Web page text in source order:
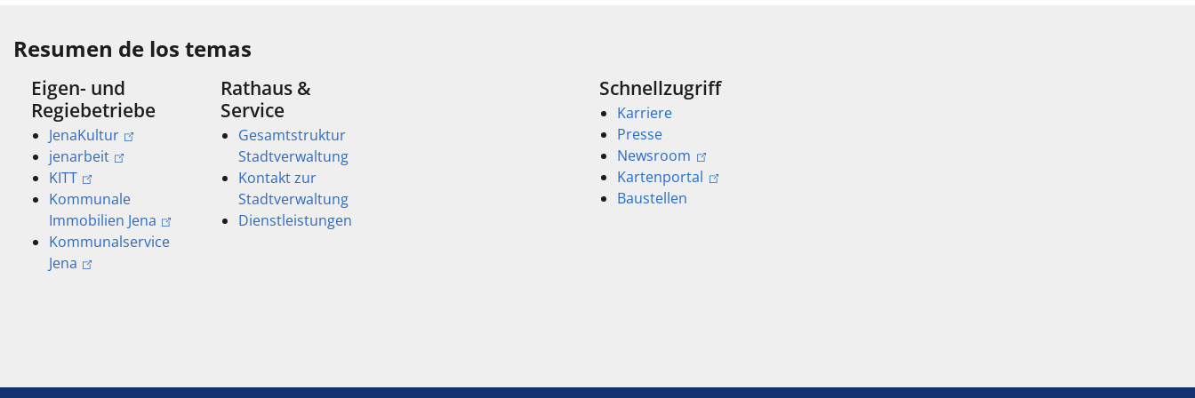
Resumen de los temas
Eigen- und
Regiebetriebe
JenaKultur
jenarbeit
KITT
Kommunale
Immobilien Jena
Kommunalservice
Jena
Rathaus &
Service
Gesamtstruktur
Stadtverwaltung
Kontakt zur
Stadtverwaltung
Dienstleistungen
Schnellzugriff
Karriere
Presse
Newsroom
Kartenportal
Baustellen